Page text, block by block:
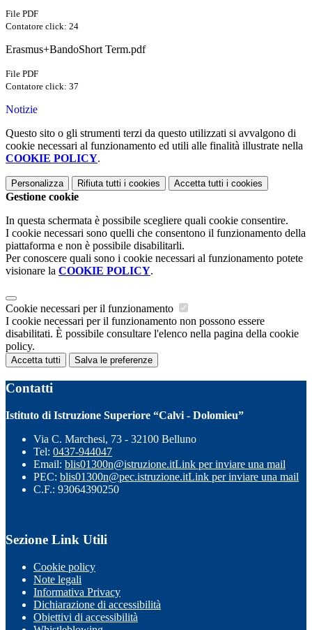
File PDF
Contatore click: 24
Erasmus+BandoShort Term.pdf
File PDF
Contatore click: 37
Notizie
Questo sito o gli strumenti terzi da questo utilizzati si avvalgono di
cookie necessari al funzionamento ed utili alle finalità illustrate nella
COOKIE POLICY.
Personalizza Rifiuta tutti i cookies Accetta tutti i cookies
Gestione cookie
In questa schermata è possibile scegliere quali cookie consentire.
I cookie necessari sono quelli che consentono il funzionamento della
piattaforma e non è possibile disabilitarli.
Per conoscere quali sono i cookie necessari al funzionamento potete
visionare la COOKIE POLICY.
Cookie necessari per il funzionamento
I cookie necessari per il funzionamento non possono essere
disabilitati. È possibile consultare l'elenco nella pagina della cookie
policy.
Accetta tutti Salva le preferenze
Contatti
Istituto di Istruzione Superiore “Calvi - Dolomieu”
Via C. Marchesi, 73 - 32100 Belluno
Tel: 0437-944047
Email: blis01300n@istruzione.itLink per inviare una mail
PEC: blis01300n@pec.istruzione.itLink per inviare una mail
C.F.: 93064390250
Sezione Link Utili
Cookie policy
Note legali
Informativa Privacy
Dichiarazione di accessibilità
Obiettivi di accessibilità